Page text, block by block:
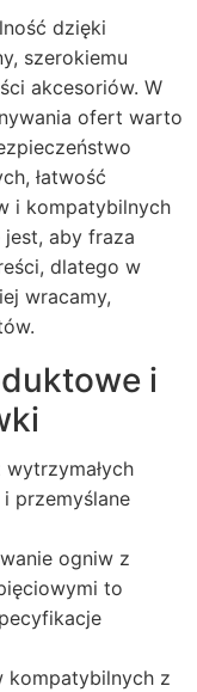
dzięki
szerokiemu
akcesoriów. W
ofert warto
łatwość
i kompatybilnych
jest, aby fraza
dlatego w
wracamy,
i
i przemyślane
ogniw z
to
kompatybilnych z